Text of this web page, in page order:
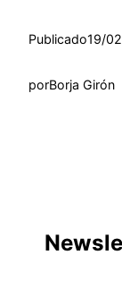
Publicado19/
porBorja Girón